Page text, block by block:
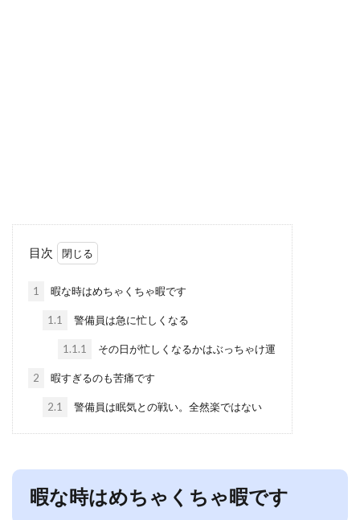
目次
1 暇な時はめちゃくちゃ暇です
1.1 警備員は急に忙しくなる
1.1.1 その日が忙しくなるかはぶっちゃけ運
2 暇すぎるのも苦痛です
2.1 警備員は眠気との戦い。全然楽ではない
暇な時はめちゃくちゃ暇です